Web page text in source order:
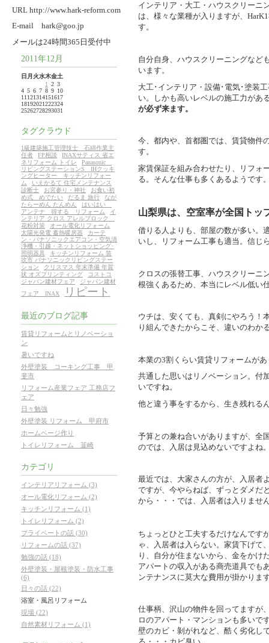
インテリア・大工・ハウスクリーニ
は、様々な業種が入りますが、
す。
自分自身、ハウスクリーニングなど
います。
大工･インテリア・設備･電気･塗装
い。しかも高いレベルの施工力があ
が必ず来ます。
今、都内や、首都圏では、賃貸物件
す。
家賃保証を組み合わせたり、リフォ
る。そんな仕事も多くあるようです
山梨県は、空室率が全国トッ
借りる人よりも、部屋の数が多い。
いし、リフォーム工事も適当。信じ
クロスの張替工事、ハウスクリーニ
根強くあるため、本当にレベル低い
ウチは、安くても、真剣にやろう！
り組んできたからこそ、違いのわか
本業の3割くらい賃貸リフォームが
共通した思いはリノベーション。付
いですね。
他と違う事をするから、生き残れる
予算との兼ね合いがありますが、全
のでは、入居は見込めないですよね
最近では、大家さんの方が、入居者
ですが、今やらねば、ずっとダメだ
から・・・では、入居者は入りませ
ちょっとひと工夫するだけなんです
ゃ、入居者は入らない。家賃下げて
り、自分が住まないから、金をかけ
アパートの収入がある商売道具でも
ンテナンスに莫大な費用が掛かりま
仕事柄、沢山の物件を回ってますが
ロのアパート・マンションも多いで
壁のカビ・剝がれなど、酷く劣化し
URL http://www.hark-reform.com
E-mail hark@goo.jp
メールは24時間365日受付中
2011年12月
日 月 火水木金土
1
2 3
4 5 6 7 8 9 10
11 121314151617
18192021222324
25262728293031
タグクラウド
1級建築施工管理技士 石綿作業主
任者
FP相談
INAXサティス 省エ
ネリフォーム トイレ
Panasonic
リビングステーションS IHクッキ
ングヒーター キッチンリフォー
ム
いえかるて 住宅メンテナンス
診断士
お宮参り・神社
お食い初
め式 めでたい
だるま 旅行
なが
たらーめん たんめん
はいはい
アンテナ 得する リフォーム
イ
ンテリア クロス アレルブロック
花粉対策
オール電化リフォーム
太陽光発電 蓄熱暖房器
カーテ
ン・パナソニックエアコン・空気清
浄機・引越・ネットショッピング･
照明器具
キッチンリフォーム 笛
吹市 パナソニックリビングステー
ション
クリスマス 年末準備 年賀
状 オズプリンティング
コストコ
ジャパン建材フェア
ジャパン建材
フェア INAX
リピート
最近のブログ記事
賃貸リフォームとリノベーショ
ン
暑いですね
外壁塗装 コーキング工事 甲
斐市
リフォーム産業フェア 工務店フ
ェア
日々勉強
外壁塗装 リフォーム 甲府市
ホームページ作り
トイレリフォーム 韮崎
カテゴリ
インテリアリフォーム (3)
オール電化リフォーム (2)
キッチンリフォーム (1)
トイレリフォーム (2)
プライベートの話 (30)
リフォームの話 (37)
勉強の話 (18)
外壁塗装・屋根塗装・防水工事
(6)
日々の話 (22)
浴室・風呂リフォーム
現場 (22)
自然素材リフォーム (1)